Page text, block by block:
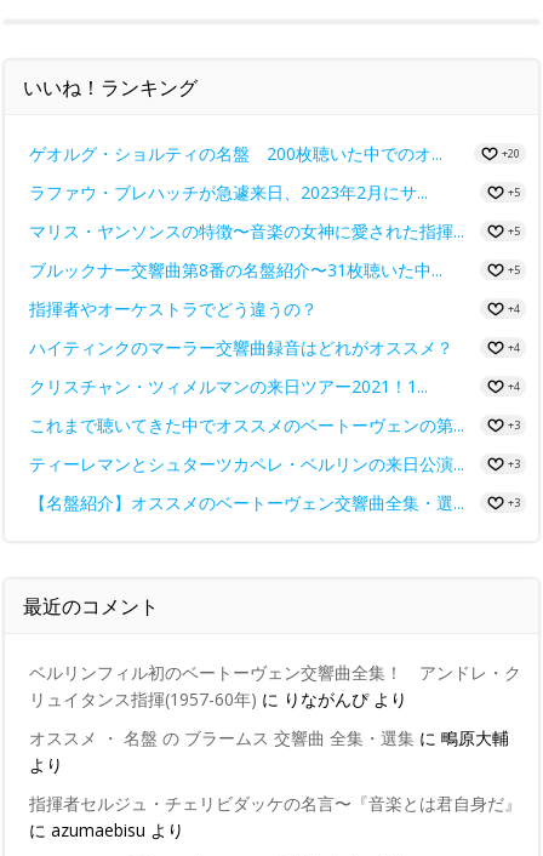
いいね！ランキング
ゲオルグ・ショルティの名盤 200枚聴いた中でのオ... +20
ラファウ・ブレハッチが急遽来日、2023年2月にサ... +5
マリス・ヤンソンスの特徴〜音楽の女神に愛された指揮... +5
ブルックナー交響曲第8番の名盤紹介〜31枚聴いた中... +5
指揮者やオーケストラでどう違うの？ +4
ハイティンクのマーラー交響曲録音はどれがオススメ？ +4
クリスチャン・ツィメルマンの来日ツアー2021！1... +4
これまで聴いてきた中でオススメのベートーヴェンの第... +3
ティーレマンとシュターツカペレ・ベルリンの来日公演... +3
【名盤紹介】オススメのベートーヴェン交響曲全集・選... +3
最近のコメント
ベルリンフィル初のベートーヴェン交響曲全集！ アンドレ・ク
リュイタンス指揮(1957-60年) に りながんぴより
オススメ ・ 名盤 の ブラームス 交響曲 全集・選集 に 鴫原大輔
より
指揮者セルジュ・チェリビダッケの名言〜『音楽とは君自身だ』
に azumaebisu より